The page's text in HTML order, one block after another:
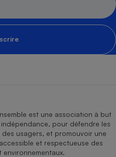
est une association à but
pour défendre les
usagers, et promouvoir une
et respectueuse des
environnementaux.